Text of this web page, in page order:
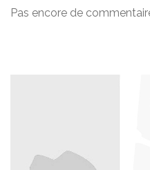
Pas encore de